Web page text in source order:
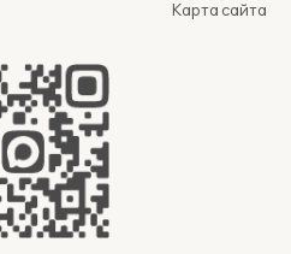
Карта сайта